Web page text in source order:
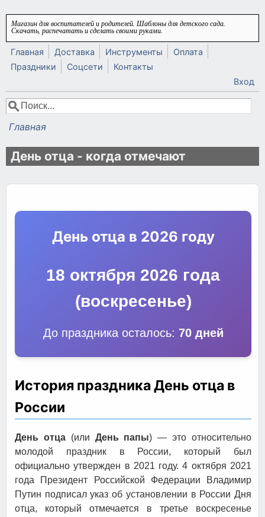
Перейти к основному содержанию
Магазин для воспитателей и родителей. Шаблоны для детского сада.
Скачать, распечатать и сделать своими руками.
Главная Доставка Инструменты
Оплата
Праздники
Соцсети
Контакты
Вход
Форма поиска
Поиск
Вы здесь
Главная
День отца - когда отмечают
День отца в 2026 году
18 октября 2026 года
(воскресенье)
До праздника осталось: 70 дней
История праздника День отца в
России
День отца(или День папы) — это относительно
молодой праздник в России, который был
официально утвержден в 2021 году. 4 октября 2021
года Президент Российской Федерации Владимир
Путин подписал указ об установлении в России Дня
отца, который отмечается в третье воскресенье